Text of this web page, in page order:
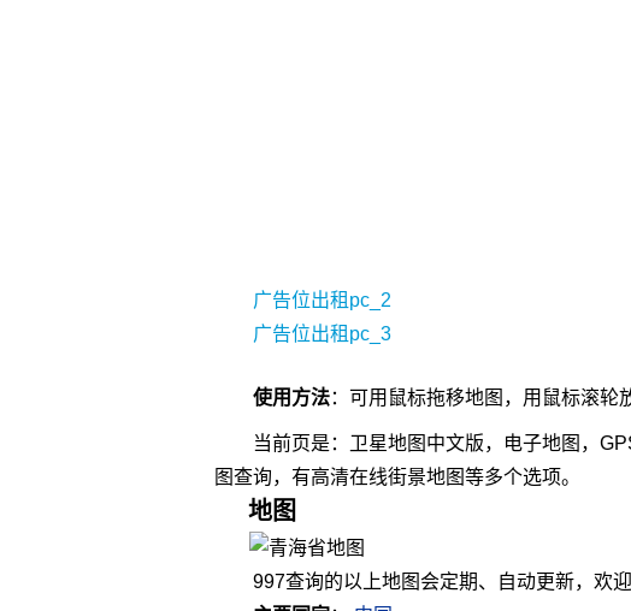
广告位出租pc_2
广告位出租pc_3
使用方法：可用 鼠标拖移地图，用 鼠标滚轮
当前页是：卫星地图中文版，电子地图，
图查询，有高清在线街景地图等多个选项。
地图
997查询的以上地图会定期、自动更新，欢